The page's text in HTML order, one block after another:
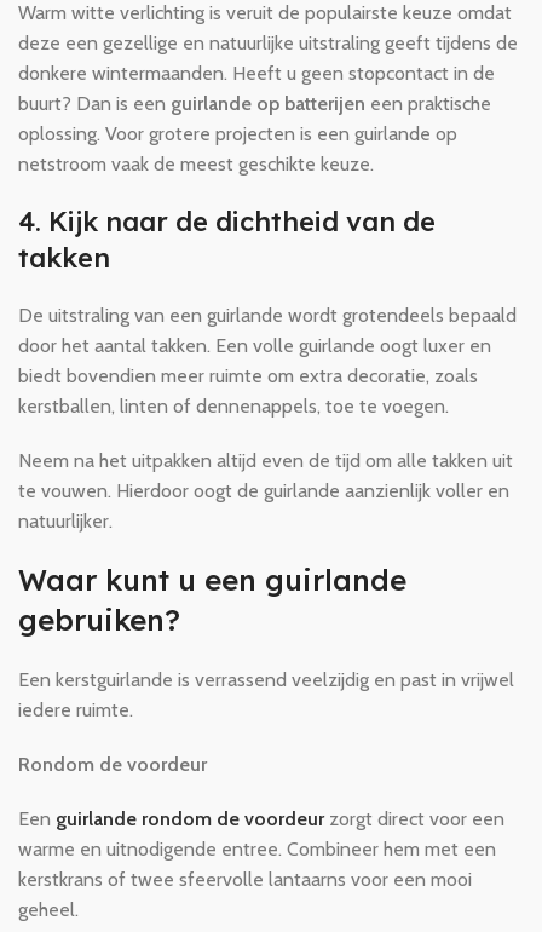
Warm witte verlichting is veruit de populairste keuze omdat
deze een gezellige en natuurlijke uitstraling geeft tijdens de
donkere wintermaanden. Heeft u geen stopcontact in de
buurt? Dan is een guirlande op batterijen een praktische
oplossing. Voor grotere projecten is een guirlande op
netstroom vaak de meest geschikte keuze.
4. Kijk naar de dichtheid van de
takken
De uitstraling van een guirlande wordt grotendeels bepaald
door het aantal takken. Een volle guirlande oogt luxer en
biedt bovendien meer ruimte om extra decoratie, zoals
kerstballen, linten of dennenappels, toe te voegen.
Neem na het uitpakken altijd even de tijd om alle takken uit
te vouwen. Hierdoor oogt de guirlande aanzienlijk voller en
natuurlijker.
Waar kunt u een guirlande
gebruiken?
Een kerstguirlande is verrassend veelzijdig en past in vrijwel
iedere ruimte.
Rondom de voordeur
Een guirlande rondom de voordeurzorgt direct voor een
warme en uitnodigende entree. Combineer hem met een
kerstkrans of twee sfeervolle lantaarns voor een mooi
geheel.